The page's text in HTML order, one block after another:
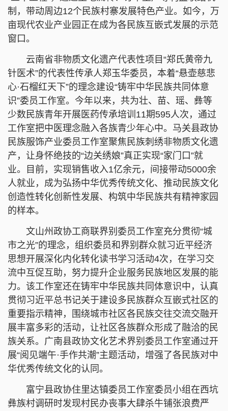
制，带动周边12个民族村寨发展特色产业。如今，万
亩现代农业产业园正在成为各民族互嵌式发展的示范
窗口。
云南省非物质文化遗产代表性项目“郑氏黄帝九
针医术”的代表性传承人郑玉华委员，本着“悬壶慈悲
心·石榴红天下”的理念建设“铸牢中华民族共同体意
识”委员工作室。今年以来，共为壮、苗、瑶、彝等
少数民族青年开展医药传承培训11期595人次，通过
工作室把中医理念融入各族青少年心中。马关县政协
民族服饰产业委员工作室聚焦民族刺绣非物质文化遗
产，让身怀绝技的“边关绣娘”真正实现“家门口”就
业。目前，实现销售收入1亿余元，间接带动5000余
人就业，成为弘扬中华优秀传统文化、推动民族文化
创造性转化创新性发展、构筑中华民族共有精神家园
的样本。
文山州政协工商联界别委员工作室充分贯彻“城
市之光”的理念，组织委员和界别群众就习近平经济
思想开展深化内化转化读书学习活动4次，在学习交
流中互促互助，努力提升企业服务民族地区发展的能
力。该工作室还在铸牢中华民族共同体意识中，认真
贯彻习近平总书记关于建设多民族群众互嵌式社区的
重要指示精神，围绕城市社区各民族交往交流交融开
展丰富多彩的活动，让社区各族群众形成了融洽的民
族关系。广南县政协文化艺术界别委员工作室通过开
展“阅见端午·手作共潮”主题活动，增强了各民族对中
华优秀传统文化的认同。
富宁县政协住里达镇委员工作室委员小组在西坑
彝族村调研时发现村民办丧事大肆杀牛铺张浪费严